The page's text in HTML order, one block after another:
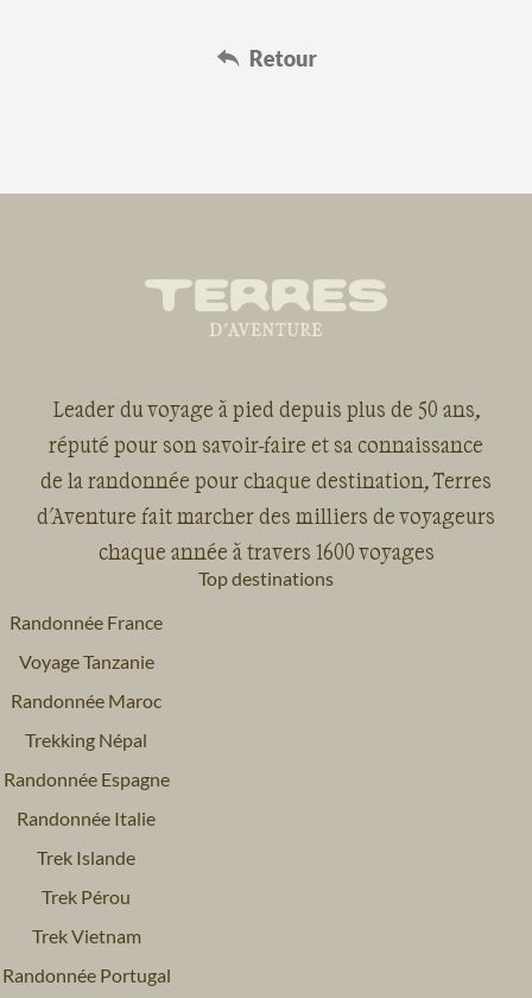
Leader du voyage à pied depuis plus de 50 ans,
réputé pour son savoir-faire et sa connaissance
de la randonnée pour chaque destination, Terres
d'Aventure fait marcher des milliers de voyageurs
chaque année à travers 1600 voyages
Top destinations
Randonnée France
Voyage Tanzanie
Randonnée Maroc
Trekking Népal
Randonnée Espagne
Randonnée Italie
Trek Islande
Trek Pérou
Trek Vietnam
Randonnée Portugal